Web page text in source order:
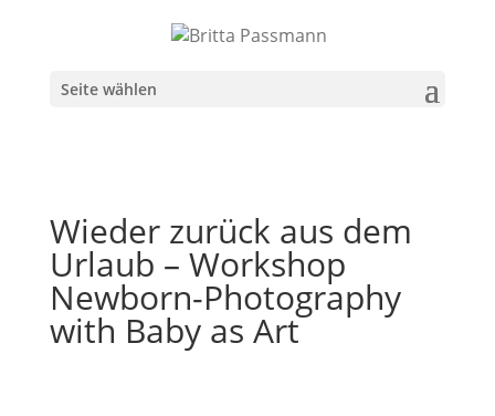
Seite wählen
Wieder zurück aus dem
Urlaub – Workshop
Newborn-Photography
with Baby as Art